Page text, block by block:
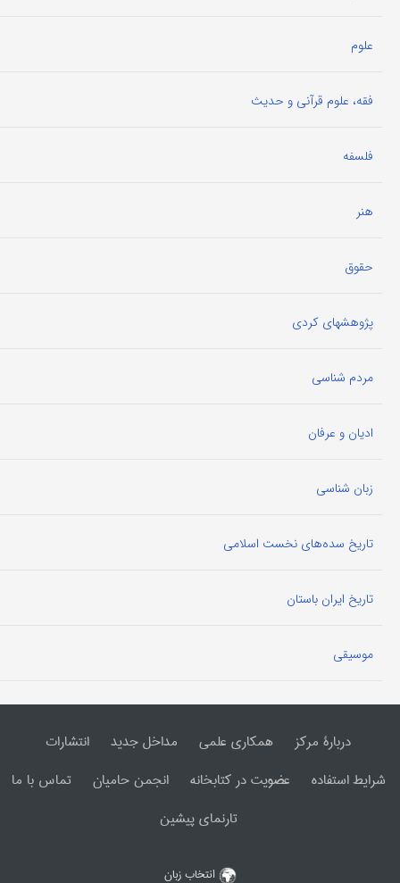
علوم
فقه، علوم قرآنی و حدیث
فلسفه
هنر
حقوق
پژوهشهای کردی
مردم شناسی
ادیان و عرفان
زبان شناسی
تاریخ سده‌های نخست اسلامی
تاریخ ایران باستان
موسیقی
دربارۀ مرکز همکاری علمی مداخل جدید
انتشارات
شرایط استفاده
عضویت در کتابخانه انجمن حامیان
تماس با ما
تارنمای پیشین
انتخاب زبان